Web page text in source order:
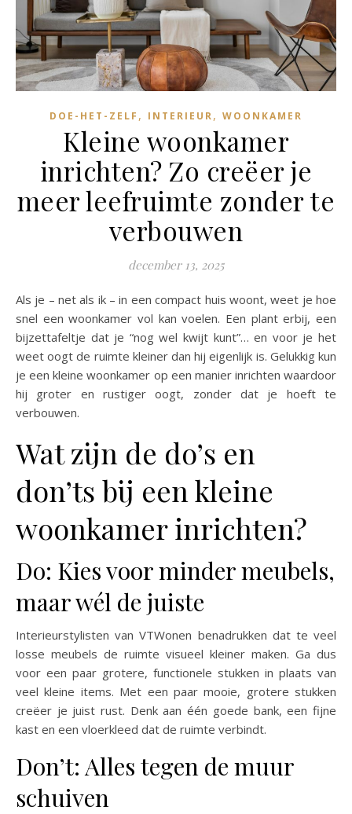
DOE-HET-ZELF , INTERIEUR, WOONKAMER
Kleine woonkamer
inrichten? Zo creëer je
meer leefruimte zonder te
verbouwen
december 13, 2025
Als je – net als ik – in een compact huis woont, weet je hoe
snel een woonkamer vol kan voelen. Een plant erbij, een
bijzettafeltje dat je “nog wel kwijt kunt”… en voor je het
weet oogt de ruimte kleiner dan hij eigenlijk is. Gelukkig kun
je een kleine woonkamer op een manier inrichten waardoor
hij groter en rustiger oogt, zonder dat je hoeft te
verbouwen.
Wat zijn de do’s en
don’ts bij een kleine
woonkamer inrichten?
Do: Kies voor minder meubels,
maar wél de juiste
Interieurstylisten van VTWonen benadrukken dat te veel
losse meubels de ruimte visueel kleiner maken. Ga dus
voor een paar grotere, functionele stukken in plaats van
veel kleine items. Met een paar mooie, grotere stukken
creëer je juist rust. Denk aan één goede bank, een fijne
kast en een vloerkleed dat de ruimte verbindt.
Don’t: Alles tegen de muur
schuiven